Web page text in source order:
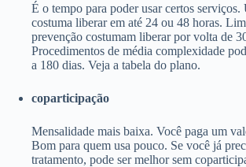
É o tempo para poder usar certos serviços.
costuma liberar em até 24 ou 48 horas.
prevenção costumam liberar por volta de
Procedimentos de média complexidade
a 180 dias. Veja a tabela do plano.
coparticipação
Mensalidade mais baixa. Você paga um
Bom para quem usa pouco. Se você já
tratamento, pode ser melhor sem